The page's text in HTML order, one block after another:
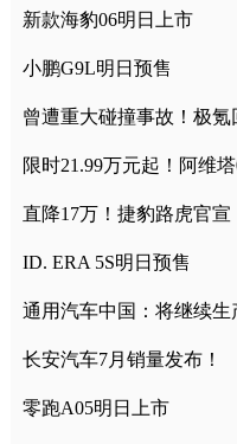
新款海豹06明日上市
小鹏G9L明日预售
曾遭重大碰撞事故！极氪
限时21.99万元起！阿维
直降17万！捷豹路虎官宣
ID. ERA 5S明日预售
通用汽车中国：将继续
长安汽车7月销量发布！
零跑A05明日上市